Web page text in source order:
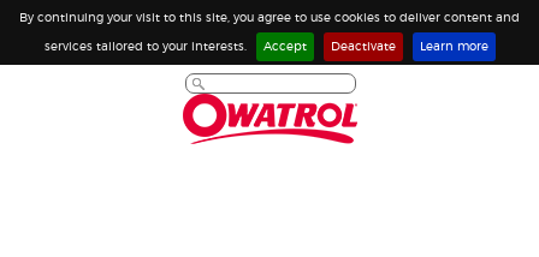
By continuing your visit to this site, you agree to use cookies to deliver content and
services tailored to your interests. Accept Deactivate Learn more